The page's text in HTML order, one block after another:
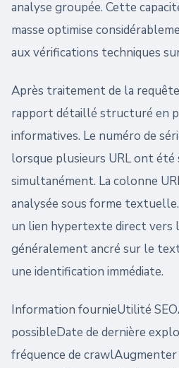
analyse groupée. Cette
masse optimise
aux vérifications techniques
Après traitement de la
rapport détaillé structuré en
informatives. Le numéro de
lorsque plusieurs URL ont été
simultanément. La colonne
analysée sous forme
un lien hypertexte direct vers
généralement ancré sur le
une identification immédiate.
Information fournieUtilité
possibleDate de dernière
fréquence de